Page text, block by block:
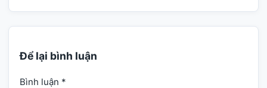
Để lại bình luận
Bình luận *